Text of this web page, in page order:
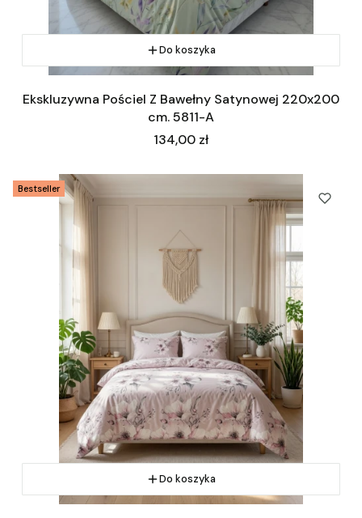
Do koszyka
Ekskluzywna Pościel Z Bawełny Satynowej 220x200
cm. 5811-A
Cena
134,00 zł
Bestseller
Do koszyka